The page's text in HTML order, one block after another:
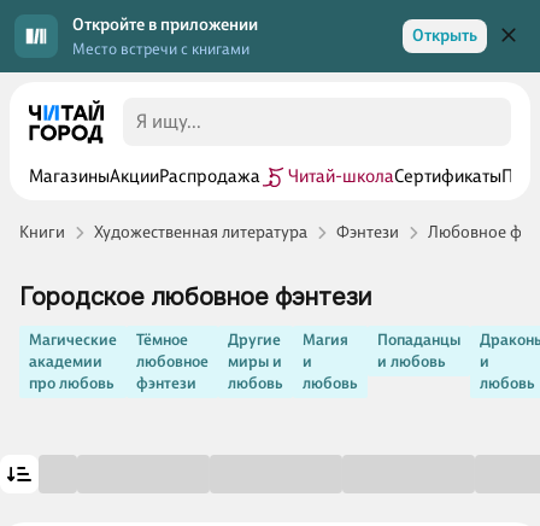
Откройте в приложении
Место встречи с книгами
Открыть
МагазиныАкцииРаспродажа Читай-школаСертификаты
Книги Художественная литература Фэнтези Любовное
Городское любовное фэнтези
Магические
академии
про любовь
Тёмное
любовное
фэнтези
Другие
миры и
любовь
Магия
и
любовь
Попаданцы
и любовь
и
любовь